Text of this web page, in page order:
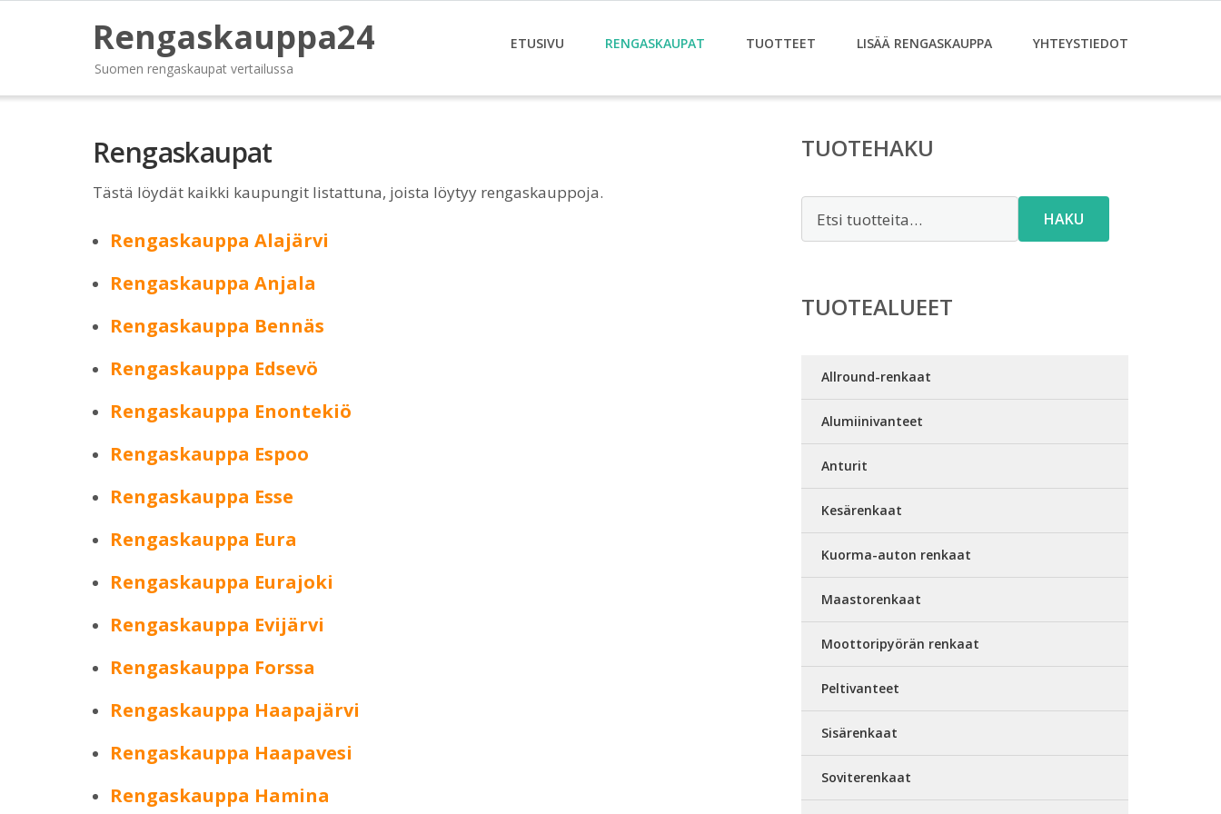
Rengaskauppa24
Suomen rengaskaupat vertailussa
ETUSIVU RENGASKAUPAT TUOTTEET LISÄÄ RENGASKAUPPA YHTEYSTIEDOT
Rengaskaupat
Tästä löydät kaikki kaupungit listattuna, joista löytyy rengaskauppoja.
Rengaskauppa Alajärvi
Rengaskauppa Anjala
Rengaskauppa Bennäs
Rengaskauppa Edsevö
Rengaskauppa Enontekiö
Rengaskauppa Espoo
Rengaskauppa Esse
Rengaskauppa Eura
Rengaskauppa Eurajoki
Rengaskauppa Evijärvi
Rengaskauppa Forssa
Rengaskauppa Haapajärvi
Rengaskauppa Haapavesi
Rengaskauppa Hamina
TUOTEHAKU
HAKU
TUOTEALUEET
Allround-renkaat
Alumiinivanteet
Anturit
Kesärenkaat
Kuorma-auton renkaat
Maastorenkaat
Moottoripyörän renkaat
Peltivanteet
Sisärenkaat
Soviterenkaat